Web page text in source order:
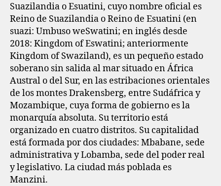
Suazilandia​ o Esuatini, cuyo nombre oficial es
Reino de Suazilandia​ o Reino de Esuatini​ (en
suazi: Umbuso weSwatini; en inglés desde
2018: Kingdom of Eswatini; anteriormente
Kingdom of Swaziland),​ es un pequeño estado
soberano sin salida al mar situado en África
Austral o del Sur, en las estribaciones orientales
de los montes Drakensberg, entre Sudáfrica y
Mozambique, cuya forma de gobierno es la
monarquía absoluta. Su territorio está
organizado en cuatro distritos. Su capitalidad
está formada por dos ciudades: Mbabane, sede
administrativa y Lobamba, sede del poder real
y legislativo. La ciudad más poblada es
Manzini.